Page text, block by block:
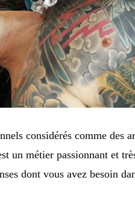
considérés comme des
un métier passionnant et
dont vous avez besoin